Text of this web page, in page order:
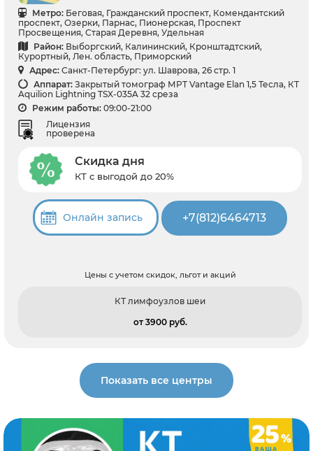
Метро: Беговая, Гражданский проспект, Комендантский
проспект, Озерки, Парнас, Пионерская, Проспект
Просвещения, Старая Деревня, Удельная
Район: Выборгский, Калининский, Кронштадтский,
Курортный, Лен. область, Приморский
Адрес: Санкт-Петербург: ул. Шаврова, 26 стр. 1
Аппарат: Закрытый томограф МРТ Vantage Elan 1,5 Тесла, КТ
Aquilion Lightning TSX-035A 32 среза
Режим работы: 09:00-21:00
Лицензия
проверена
Скидка дня
КТ с выгодой до 20%
Онлайн запись +7(812)6464713
Цены с учетом скидок, льгот и акций
КТ лимфоузлов шеи
от 3900 pуб.
Показать все центры